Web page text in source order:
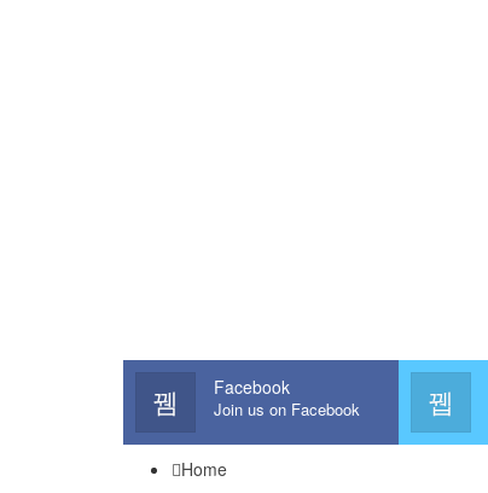
Facebook
Join us on Facebook
Home